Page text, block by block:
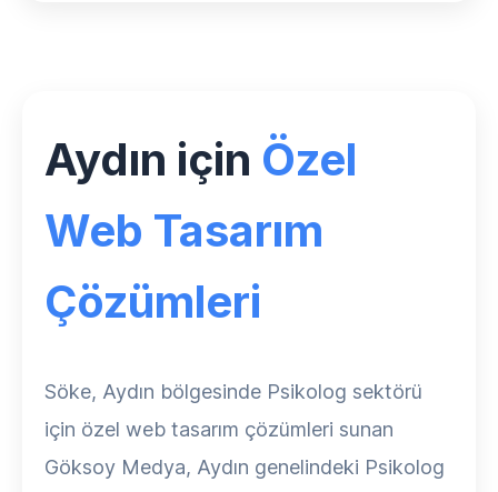
Aydın için Özel
Web Tasarım
Çözümleri
Söke, Aydın bölgesinde Psikolog sektörü
için özel web tasarım çözümleri sunan
Göksoy Medya, Aydın genelindeki Psikolog